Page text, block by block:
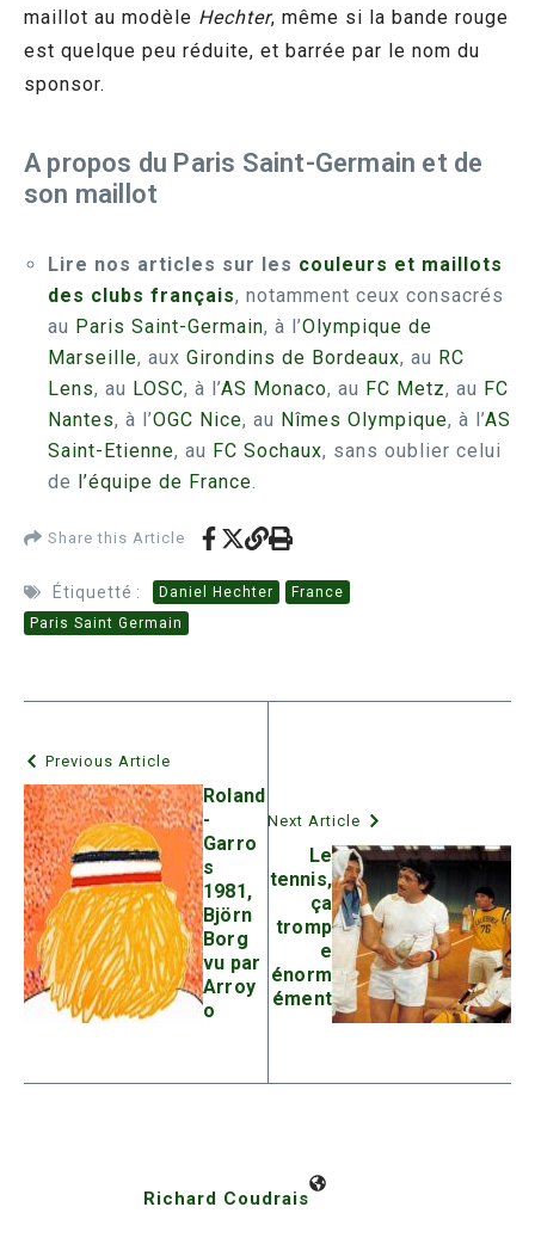
maillot au modèle Hechter, même si la bande rouge
est quelque peu réduite, et barrée par le nom du
sponsor.
A propos du Paris Saint-Germain et de
son maillot
Lire nos articles sur les couleurs et maillots
des clubs français, notamment ceux consacrés
au Paris Saint-Germain, à l’Olympique de
Marseille, aux Girondins de Bordeaux, au RC
Lens, au LOSC, à l’AS Monaco, au FC Metz, au FC
Nantes, à l’OGC Nice, au Nîmes Olympique, à l’AS
Saint-Etienne, au FC Sochaux, sans oublier celui
de l’équipe de France
Share this Article
Étiquetté : Daniel Hechter
France
Paris Saint Germain
Previous Article
Roland
-
Garro
s
1981,
Björn
Borg
vu par
Arroy
o
Next Article
Le
tennis,
ça
tromp
e
énorm
ément
Richard Coudrais